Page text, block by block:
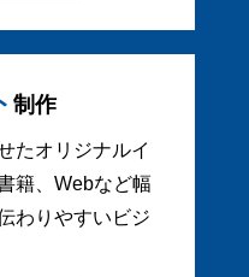
制作
たオリジナルイ
籍、Webなど幅
わりやすいビジ